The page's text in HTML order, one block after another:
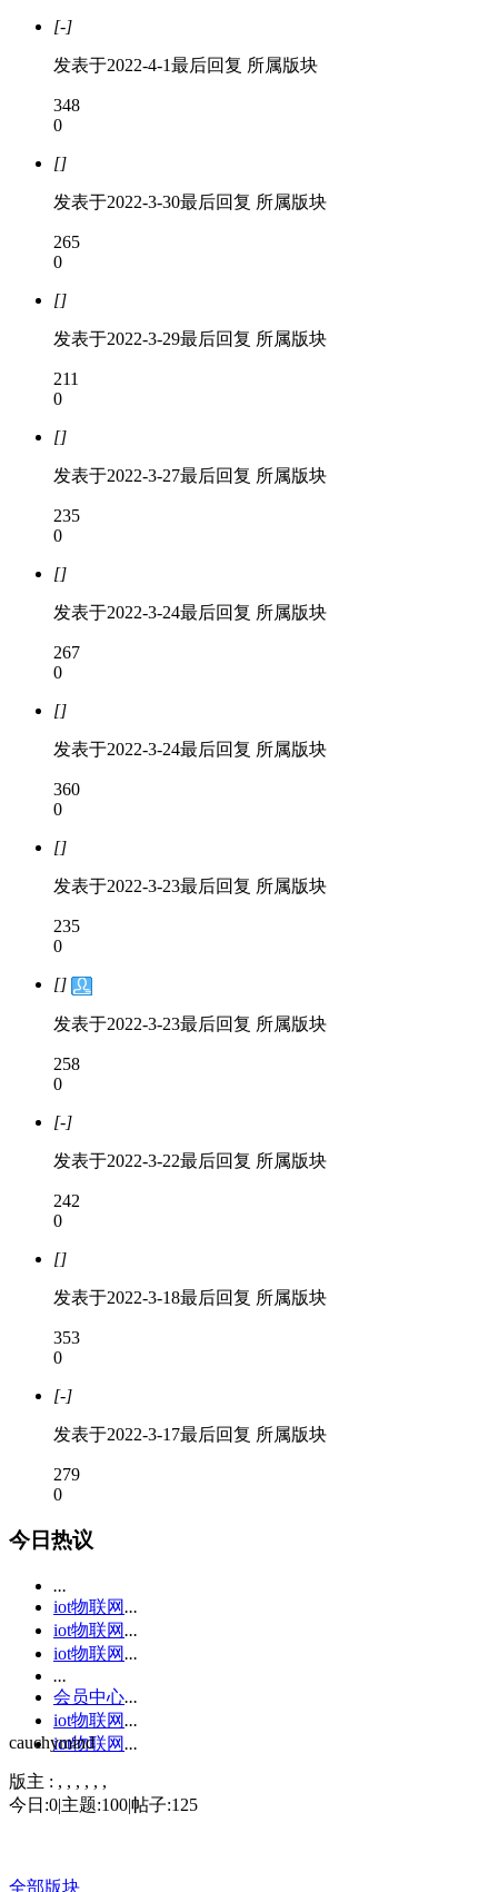
[-]
发表于2022-4-1最后回复 所属版块
348
0
[]
发表于2022-3-30最后回复 所属版块
265
0
[]
发表于2022-3-29最后回复 所属版块
211
0
[]
发表于2022-3-27最后回复 所属版块
235
0
[]
发表于2022-3-24最后回复 所属版块
267
0
[]
发表于2022-3-24最后回复 所属版块
360
0
[]
发表于2022-3-23最后回复 所属版块
235
0
[]
发表于2022-3-23最后回复 所属版块
258
0
[-]
发表于2022-3-22最后回复 所属版块
242
0
[]
发表于2022-3-18最后回复 所属版块
353
0
[-]
发表于2022-3-17最后回复 所属版块
279
0
今日热议
...
iot物联网...
iot物联网...
iot物联网...
...
会员中心...
iot物联网...
iot物联网...
cauchymind
版主 : , , , , , ,
今日:0|主题:100|帖子:125
全部版块